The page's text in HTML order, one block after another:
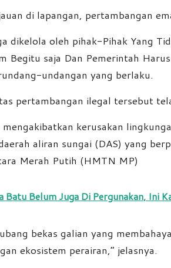
di lapangan, pertambangan
dikelola oleh pihak-Pihak Yang
Begitu saja Dan Pemerintah
undangan yang berlaku.
pertambangan ilegal tersebut
kerusakan
aliran sungai (DAS) yang
Merah Putih (HMTN MP)
Batu Belum Juga Di Pergunakan, Ini
bekas galian yang
ekosistem perairan,” jelasnya.